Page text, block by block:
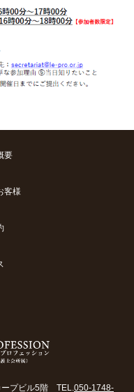
要
客様
ープビル5階 TEL.050-1748-